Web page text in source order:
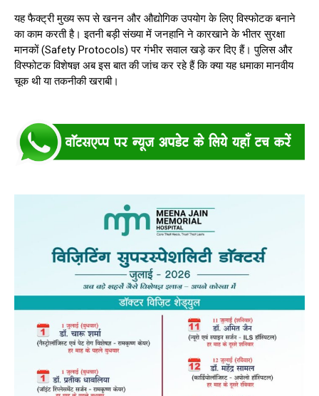
यह फैक्ट्री मुख्य रूप से खनन और औद्योगिक उपयोग के लिए विस्फोटक बनाने
का काम करती है। इतनी बड़ी संख्या में जनहानि ने कारखाने के भीतर सुरक्षा
मानकों (Safety Protocols) पर गंभीर सवाल खड़े कर दिए हैं। पुलिस और
विस्फोटक विशेषज्ञ अब इस बात की जांच कर रहे हैं कि क्या यह धमाका मानवीय
चूक थी या तकनीकी खराबी।